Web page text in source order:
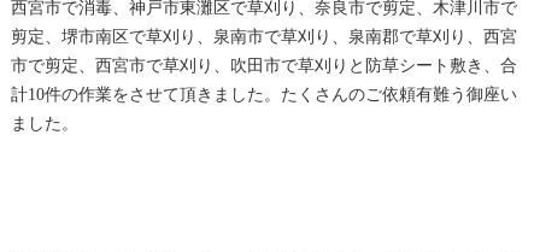
西宮市で消毒、神戸市東灘区で草刈り、奈良市で剪定、木津川市で
剪定、堺市南区で草刈り、泉南市で草刈り、泉南郡で草刈り、西宮
市で剪定、西宮市で草刈り、吹田市で草刈りと防草シート敷き、合
計10件の作業をさせて頂きました。たくさんのご依頼有難う御座い
ました。